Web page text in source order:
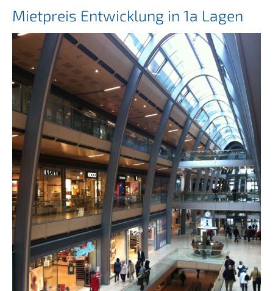
Mietpreis Entwicklung in 1a Lagen